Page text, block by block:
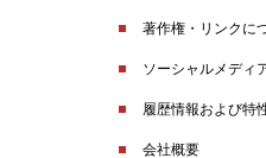
著作権・リンクに
ソーシャルメディ
履歴情報および特
会社概要